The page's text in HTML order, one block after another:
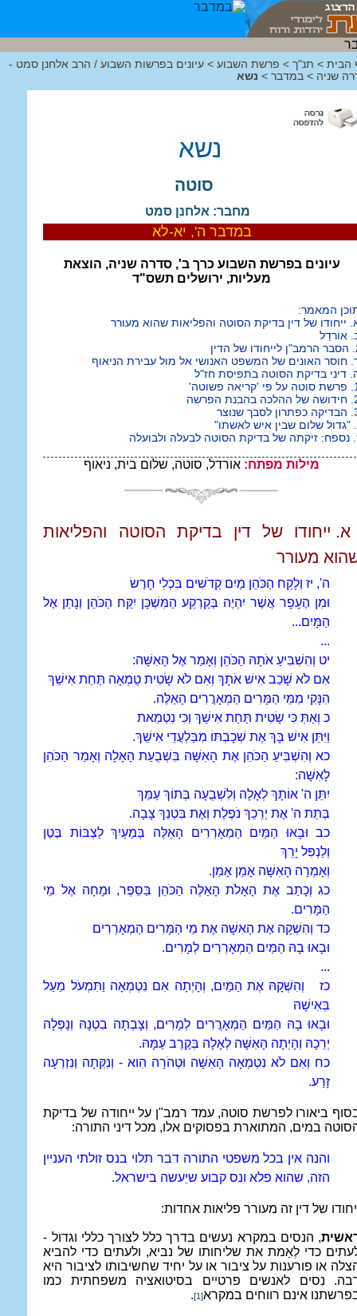
הבית > תנ"ך > פרשת השבוע > עיונים בפרשות השבוע / הרב אלחנן סמט -
שניה > במדבר > נשא
נשא
סוטה
מחבר: אלחנן סמט
במדבר ה', יא-לא
עיונים בפרשת השבוע כרך ב', סדרה שניה, הוצאת
מעליות, ירושלים תשס"ד
המאמר:
ייחודו של דין בדיקת הסוטה והפליאות שהוא מעורר
אוֹרדַל
הסבר הרמב"ן לייחודו של הדין
חוסר האונים של המשפט האנושי אל מול עבירת הניאוף
דיני בדיקת הסוטה בתפיסת חז"ל
פשוטה'
הפרשה
שנוצר
"גדול שלום שבין איש לאשתו"
נספח: זיקתה של בדיקת הסוטה לבעלה ולבועלה
מילות מפתח: אורדל, סוטה, שלום בית, ניאוף
א. ייחודו של דין בדיקת הסוטה והפליאות
מעורר
ה', יז וְלָקַח הַכֹּהֵן מַיִם קְדֹשִׁים בִּכְלִי חָרֶשׂ
וּמִן הֶעָפָר אֲשֶׁר יִהְיֶה בְּקַרְקַע הַמִּשְׁכָּן יִקַּח הַכֹּהֵן וְנָתַן אֶל
הַמָּיִם...
...
יט וְהִשְׁבִּיעַ אֹתָהּ הַכֹּהֵן וְאָמַר אֶל הָאִשָּׁה:
אִם לֹא שָׁכַב אִישׁ אֹתָךְ וְאִם לֹא שָׂטִית טֻמְאָה תַּחַת אִישֵׁךְ
הִנָּקִי מִמֵּי הַמָּרִים הַמְאָרֲרִים הָאֵלֶּה.
כ וְאַתְּ כִּי שָׂטִית תַּחַת אִישֵׁךְ וְכִי נִטְמֵאת
וַיִּתֵּן אִישׁ בָּךְ אֶת שְׁכָבְתּוֹ מִבַּלְעֲדֵי אִישֵׁךְ.
כא וְהִשְׁבִּיעַ הַכֹּהֵן אֶת הָאִשָּׁה בִּשְׁבֻעַת הָאָלָה וְאָמַר הַכֹּהֵן
לָאִשָּׁה:
יִתֵּן ה' אוֹתָךְ לְאָלָה וְלִשְׁבֻעָה בְּתוֹךְ עַמֵּךְ
בְּתֵת ה' אֶת יְרֵכֵךְ נֹפֶלֶת וְאֶת בִּטְנֵךְ צָבָה.
כב וּבָאוּ הַמַּיִם הַמְאָרְרִים הָאֵלֶּה בְּמֵעַיִךְ לַצְבּוֹת בֶּטֶן
וְלַנְפִּל יָרֵךְ
וְאָמְרָה הָאִשָּׁה אָמֵן אָמֵן.
כג וְכָתַב אֶת הָאָלֹת הָאֵלֶּה הַכֹּהֵן בַּסֵּפֶר, וּמָחָה אֶל מֵי
הַמָּרִים.
כד וְהִשְׁקָה אֶת הָאִשָּׁה אֶת מֵי הַמָּרִים הַמְאָרְרִים
וּבָאוּ בָהּ הַמַּיִם הַמְאָרְרִים לְמָרִים.
...
כז וְהִשְׁקָהּ אֶת הַמַּיִם, וְהָיְתָה אִם נִטְמְאָה וַתִּמְעֹל מַעַל
בְּאִישָׁהּ
וּבָאוּ בָהּ הַמַּיִם הַמְאָרֲרִים לְמָרִים, וְצָבְתָה בִטְנָהּ וְנָפְלָה
יְרֵכָהּ וְהָיְתָה הָאִשָּׁה לְאָלָה בְּקֶרֶב עַמָּהּ.
כח וְאִם לֹא נִטְמְאָה הָאִשָּׁה וּטְהֹרָה הִוא - וְנִקְּתָה וְנִזְרְעָה
זָרַע.
ביאורו לפרשת סוטה, עמד רמב"ן על ייחודה של בדיקת
במים, המתוארת בפסוקים אלו, מכל דיני התורה:
והנה אין בכל משפטי התורה דבר תלוי בנס זולתי העניין
הזה, שהוא פלא ונס קבוע שיֵעשה בישראל.
של דין זה מעורר פליאות אחדות:
, הנסים במקרא נעשים בדרך כלל לצורך כללי וגדול -
כדי לְאַמת את שליחותו של נביא, ולעתים כדי להביא
או פורענות על ציבור או על יחיד שחשיבותו לציבור היא
נִסים לאנשים פרטיים בסיטואציה משפחתית כמו
אינם רווחים במקרא[1]
.